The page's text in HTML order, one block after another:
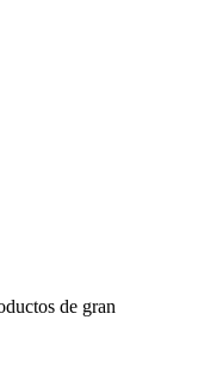
de gran